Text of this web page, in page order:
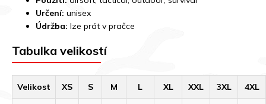
Určení: unisex
Údržba: lze prát v pračce
Tabulka velikostí
Velikost XS S M L XL XXL 3XL 4XL